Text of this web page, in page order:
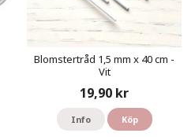
Blomstertråd 1,5 mm x 40 cm -
Vit
19,90 kr
Info Köp